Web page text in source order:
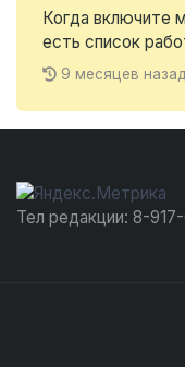
Когда включите
есть список
9 месяцев назад
Тел редакции: 8-